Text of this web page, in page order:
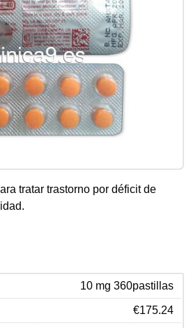
tratar trastorno por déficit de
10 mg 360pastillas
€175.24